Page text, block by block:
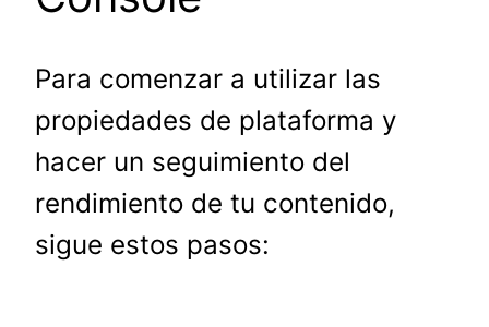
Para comenzar a utilizar las
propiedades de plataforma y
hacer un seguimiento del
rendimiento de tu contenido,
sigue estos pasos: